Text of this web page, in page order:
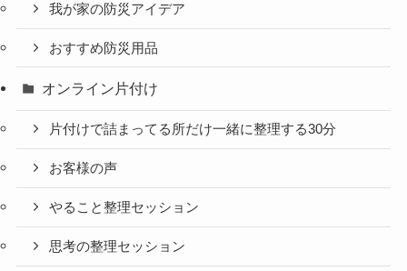
我が家の防災アイデア
おすすめ防災用品
オンライン片付け
片付けで詰まってる所だけ一緒に整理する30分
お客様の声
やること整理セッション
思考の整理セッション